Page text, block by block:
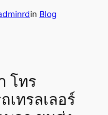
in Blog
โทร
เทรลเลอร์